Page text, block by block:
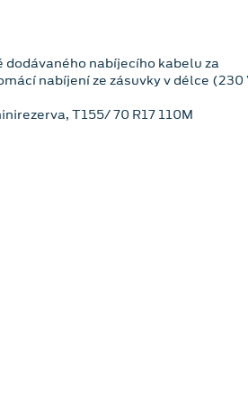
nabíjecího kabelu za
nabíjení ze zásuvky v délce (230
T155/ 70 R17 110M